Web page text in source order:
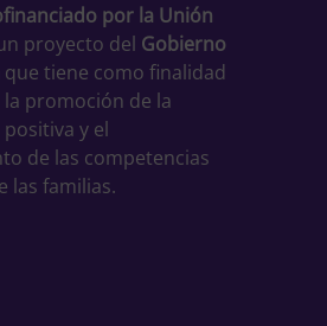
por la Unión
proyecto del Gobierno
que tiene como finalidad
promoción de la
y el
de las competencias
las familias.